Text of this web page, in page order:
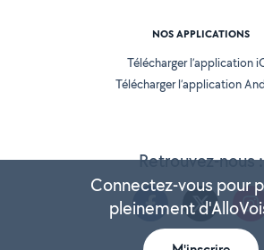
Retrouvez-nous :
NOS APPLICATIONS
Télécharger l’application
Télécharger l’application
Connectez-vous pour
pleinement